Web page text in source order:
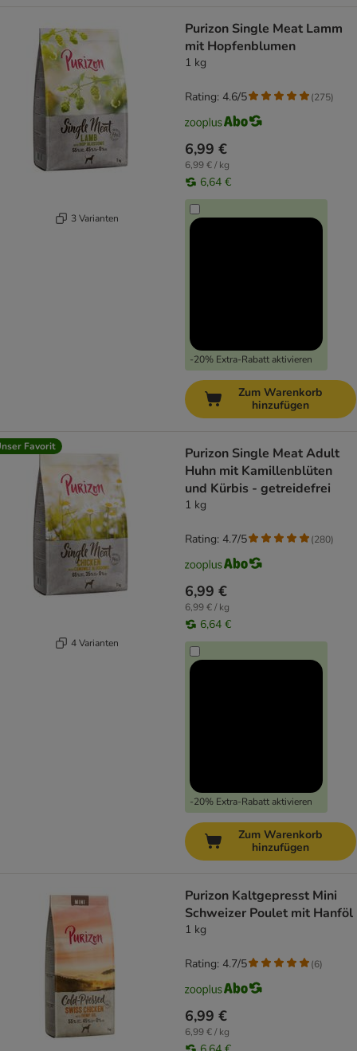
3 Varianten
Purizon Single Meat Lamm
mit Hopfenblumen
1 kg
6,99 €
6,99 € / kg
6,64 €
-20% Extra-Rabatt aktivieren
Rating: 4.6/5 (275)
Zum Warenkorb
hinzufügen
Favorit
4 Varianten
Purizon Single Meat Adult
Huhn mit Kamillenblüten
und Kürbis - getreidefrei
1 kg
6,99 €
6,99 € / kg
6,64 €
-20% Extra-Rabatt aktivieren
Rating: 4.7/5 (280)
Zum Warenkorb
hinzufügen
Purizon Kaltgepresst Mini
Schweizer Poulet mit Hanföl
1 kg
6,99 €
6,99 € / kg
Rating: 4.7/5 (6)